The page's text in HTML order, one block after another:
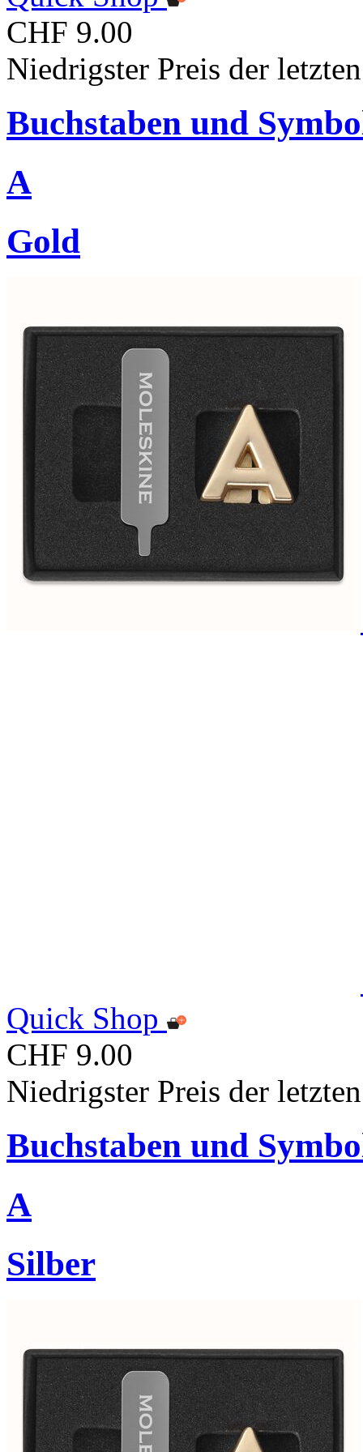
CHF 9.00
Niedrigster Preis der
Buchstaben und
A
Gold
Quick Shop
CHF 9.00
Niedrigster Preis der
Buchstaben und
A
Silber